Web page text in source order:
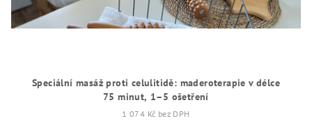
Speciální masáž proti celulitidě: maderoterapie v délce
75 minut, 1–5 ošetření
1 074 Kč bez DPH